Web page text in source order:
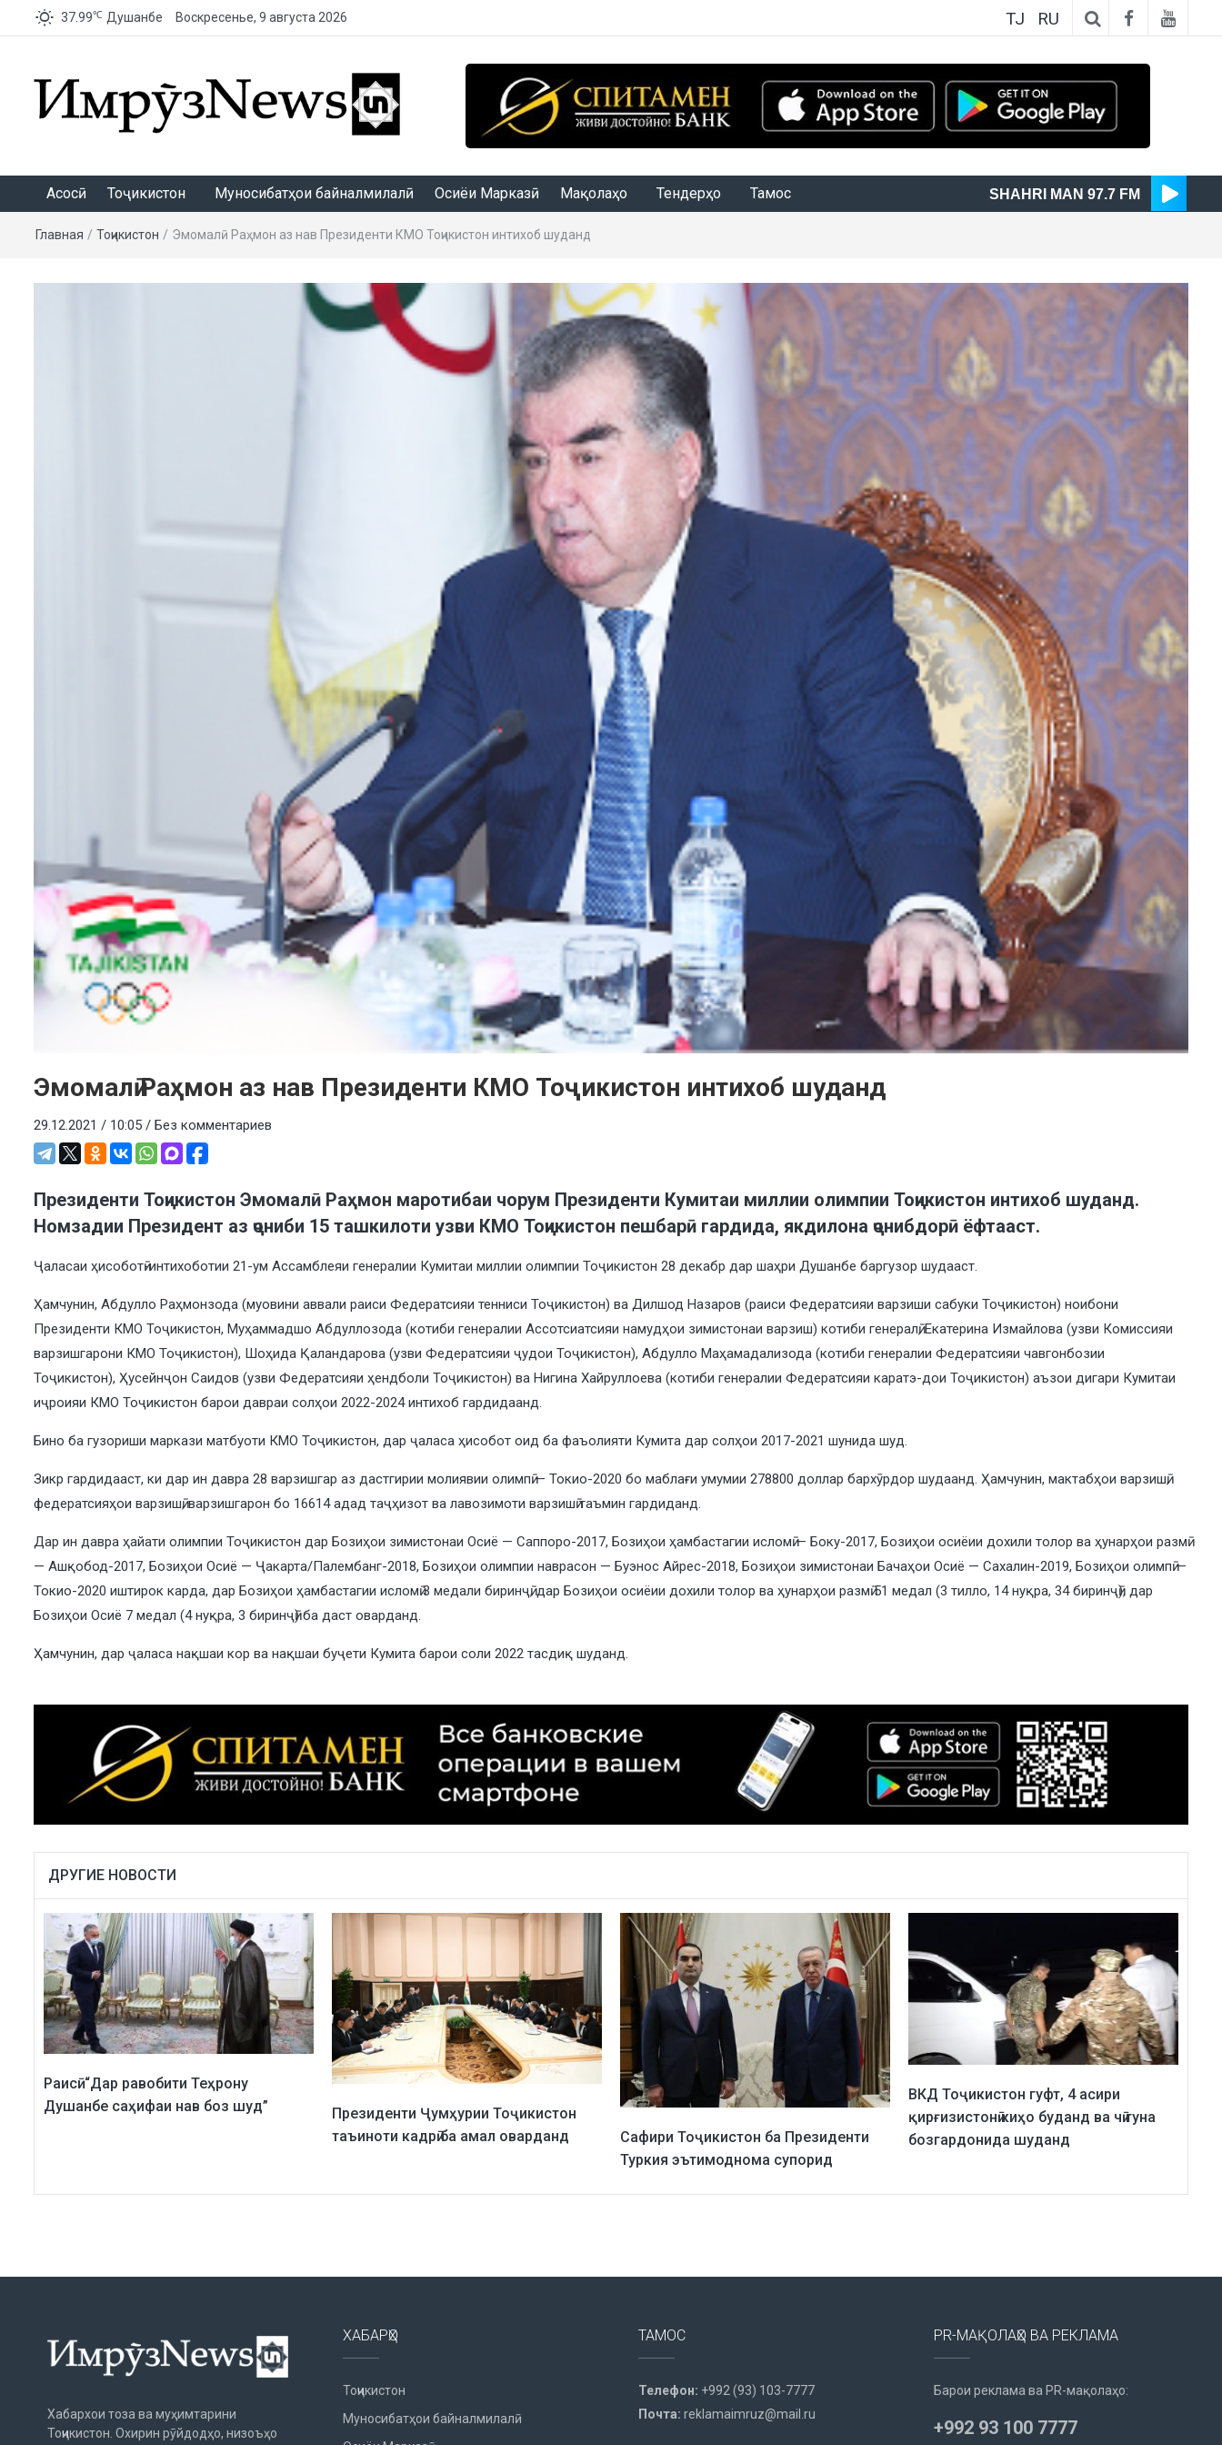
37.99℃ Душанбе Воскресенье, 9 августа 2026 TJ RU
Асосӣ Тоҷикистон Муносибатҳои байналмилалӣ Осиёи Марказӣ Мақолаҳо Тендерҳо Тамос SHAHRI MAN 97.7 FM
Главная / Тоҷикистон / Эмомалӣ Раҳмон аз нав Президенти КМО Тоҷикистон интихоб шуданд
Эмомалӣ Раҳмон аз нав Президенти КМО Тоҷикистон интихоб шуданд
29.12.2021 / 10:05 / Без комментариев
Президенти Тоҷикистон Эмомалӣ Раҳмон маротибаи чорум Президенти Кумитаи миллии олимпии Тоҷикистон интихоб шуданд.
Номзадии Президент аз ҷониби 15 ташкилоти узви КМО Тоҷикистон пешбарӣ гардида, якдилона ҷонибдорӣ ёфтааст.
Ҷаласаи ҳисоботӣ-интихоботии 21-ум Ассамблеяи генералии Кумитаи миллии олимпии Тоҷикистон 28 декабр дар шаҳри Душанбе баргузор шудааст.
Ҳамчунин, Абдулло Раҳмонзода (муовини аввали раиси Федератсияи тенниси Тоҷикистон) ва Дилшод Назаров (раиси Федератсияи варзиши сабуки Тоҷикистон) ноибони
Президенти КМО Тоҷикистон, Муҳаммадшо Абдуллозода (котиби генералии Ассотсиатсияи намудҳои зимистонаи варзиш) котиби генералӣ, Екатерина Измайлова (узви Комиссияи
варзишгарони КМО Тоҷикистон), Шоҳида Қаландарова (узви Федератсияи ҷудои Тоҷикистон), Абдулло Маҳамадализода (котиби генералии Федератсияи чавгонбозии
Тоҷикистон), Ҳусейнҷон Саидов (узви Федератсияи ҳендболи Тоҷикистон) ва Нигина Хайруллоева (котиби генералии Федератсияи каратэ-дои Тоҷикистон) аъзои дигари Кумитаи
иҷроияи КМО Тоҷикистон барои давраи солҳои 2022-2024 интихоб гардидаанд.
Бино ба гузориши маркази матбуоти КМО Тоҷикистон, дар ҷаласа ҳисобот оид ба фаъолияти Кумита дар солҳои 2017-2021 шунида шуд.
Зикр гардидааст, ки дар ин давра 28 варзишгар аз дастгирии молиявии олимпӣ — Токио-2020 бо маблағи умумии 278800 доллар бархӯрдор шудаанд. Ҳамчунин, мактабҳои варзишӣ,
федератсияҳои варзишӣ, варзишгарон бо 16614 адад таҷҳизот ва лавозимоти варзишӣ таъмин гардиданд.
Дар ин давра ҳайати олимпии Тоҷикистон дар Бозиҳои зимистонаи Осиё — Саппоро-2017, Бозиҳои ҳамбастагии исломӣ — Боку-2017, Бозиҳои осиёии дохили толор ва ҳунарҳои размӣ
— Ашқобод-2017, Бозиҳои Осиё — Ҷакарта/Палембанг-2018, Бозиҳои олимпии наврасон — Буэнос Айрес-2018, Бозиҳои зимистонаи Бачаҳои Осиё — Сахалин-2019, Бозиҳои олимпӣ —
Токио-2020 иштирок карда, дар Бозиҳои ҳамбастагии исломӣ 3 медали биринҷӣ, дар Бозиҳои осиёии дохили толор ва ҳунарҳои размӣ 51 медал (3 тилло, 14 нуқра, 34 биринҷӣ), дар
Бозиҳои Осиё 7 медал (4 нуқра, 3 биринҷӣ) ба даст оварданд.
Ҳамчунин, дар ҷаласа нақшаи кор ва нақшаи буҷети Кумита барои соли 2022 тасдиқ шуданд.
ДРУГИЕ НОВОСТИ
Раисӣ: “Дар равобити Теҳрону
Душанбе саҳифаи нав боз шуд”
Президенти Ҷумҳурии Тоҷикистон
таъиноти кадрӣ ба амал оварданд
Сафири Тоҷикистон ба Президенти
Туркия эътимоднома супорид
ВКД Тоҷикистон гуфт, 4 асири
қирғизистонӣ киҳо буданд ва чӣ гуна
бозгардонида шуданд
Хабархои тоза ва муҳимтарини
Тоҷикистон. Охирин рӯйдодҳо, низоъҳо
ХАБАРҲО
Тоҷикистон
Муносибатҳои байналмилалӣ
ТАМОС
Телефон: +992 (93) 103-7777
Почта: reklamaimruz@mail.ru
PR-МАҚОЛАҲО ВА РЕКЛАМА
Барои реклама ва PR-мақолаҳо:
+992 93 100 7777